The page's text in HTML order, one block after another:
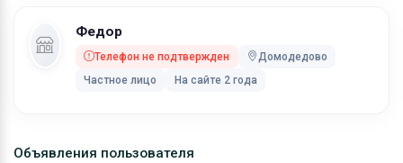
Федор
Телефон не подтвержден
Домодедово
Частное лицо
На сайте 2 года
Ключевые слова:
Манипуляторщик
Объявления пользователя